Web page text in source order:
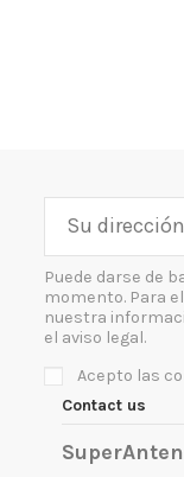
Puede darse de
momento. Para
nuestra
el aviso legal.
Acepto las
Contact us